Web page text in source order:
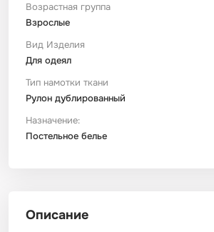
Возрастная группа
Взрослые
Вид Изделия
Для одеял
Тип намотки ткани
Рулон дублированный
Назначение:
Постельное белье
Описание